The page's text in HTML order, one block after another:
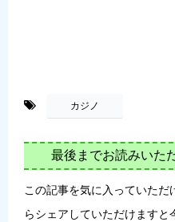
カジノ
最後までお読みいた
この記事を気に入っていた
らシェアしていただけますと